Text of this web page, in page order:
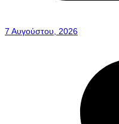
7 Αυγούστου, 2026